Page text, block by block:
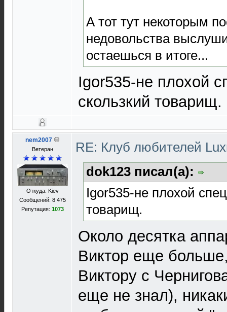
А тот тут некоторым
недовольства
остаешься в итоге...
Igor535-не плохой
скользкий товарищ.
nem2007
Ветеран
Откуда: Kiev
Сообщений: 8 475
Репутация: 1073
RE: Клуб любителей
dok123 писал(а):
Igor535-не плохой
товарищ.
Около десятка
Виктор еще
Виктору с
еще не знал),